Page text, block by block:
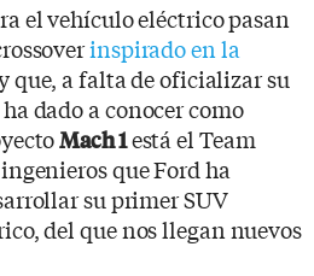
el vehículo eléctrico pasan
inspirado en la
que, a falta de oficializar su
dado a conocer como
Mach 1está el Team
que Ford ha
su primer SUV
del que nos llegan nuevos